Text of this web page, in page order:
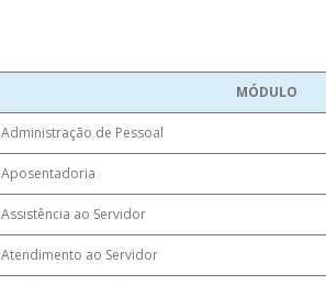
MÓDULO
Administração de Pessoal
Aposentadoria
Assistência ao Servidor
Atendimento ao Servidor